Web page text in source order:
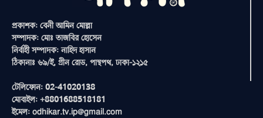
প্রকাশক: বেনী আমিন মোল্লা
সম্পাদক: মোঃ তাজবির হোসেন
নির্বাহী সম্পাদক: নাহিদ হাসান
ঠিকানাঃ ৬৯/ই, গ্রীন রোড, পান্থপথ, ঢাকা-১২১৫
টেলিফোন: 02-41020138
মোবাইল: +8801688518181
ইমেল: odhikar.tv.ip@gmail.com